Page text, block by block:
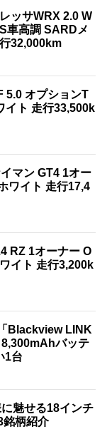
ッサWRX 2.0 W
車高調 SARDメ
32,000km
5.0 オプションT
イト 走行33,500k
マン GT4 1オー
ワイト 走行17,4
RZ 1オーナー O
イト 走行3,200k
Blackview LINK
バッテ
1台
魅せる18インチ
銘柄紹介